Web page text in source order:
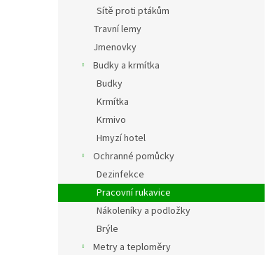
Sítě proti ptákům
Travní lemy
Jmenovky
Budky a krmítka
Budky
Krmítka
Krmivo
Hmyzí hotel
Ochranné pomůcky
Dezinfekce
Pracovní rukavice
Nákoleníky a podložky
Brýle
Metry a teploměry